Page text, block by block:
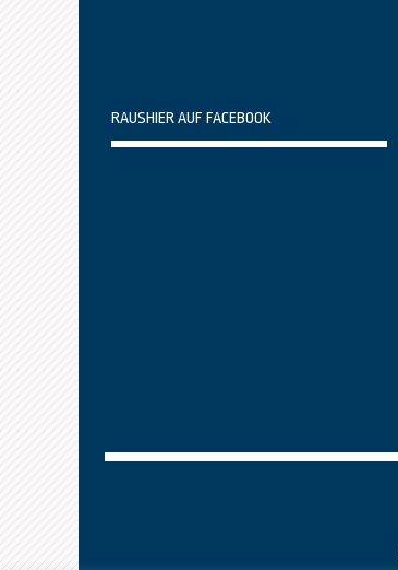
RAUSHIER AUF FACEBOOK